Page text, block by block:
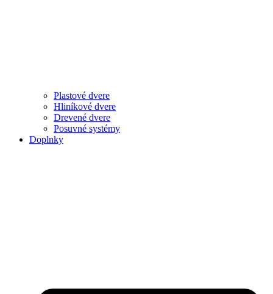
Plastové dvere
Hliníkové dvere
Drevené dvere
Posuvné systémy
Doplnky